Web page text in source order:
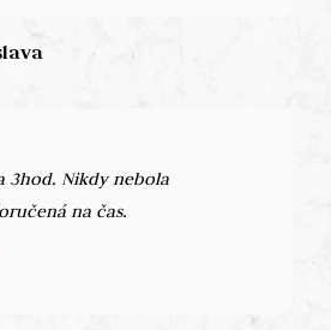
3hod. Nikdy nebola
na čas.